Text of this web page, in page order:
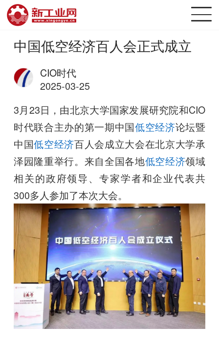
中国低空经济百人会正式成立
CIO时代
2025-03-25
3月23日，由北京大学国家发展研究院和CIO
时代联合主办的第一期中国低空经济论坛暨
中国低空经济百人会成立大会在北京大学承
泽园隆重举行。来自全国各地低空经济领域
相关的政府领导、专家学者和企业代表共
300多人参加了本次大会。